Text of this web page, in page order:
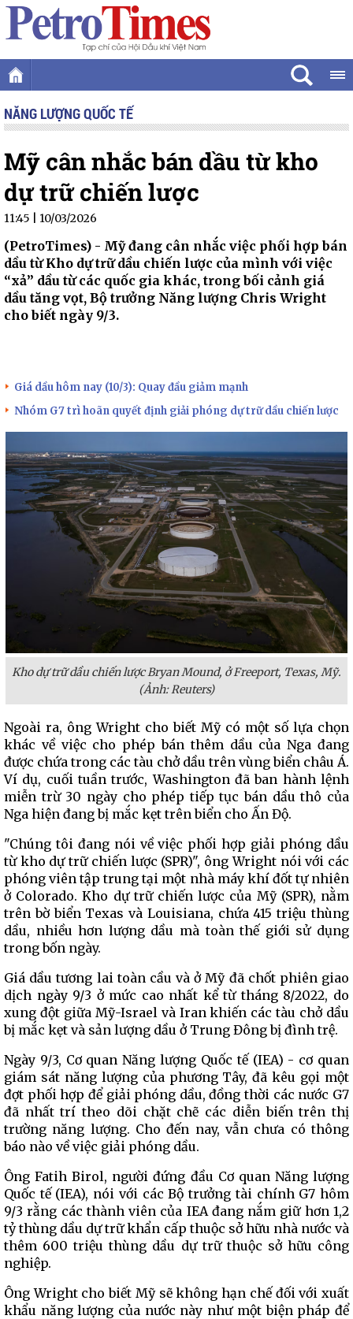
NĂNG LƯỢNG QUỐC TẾ
Mỹ cân nhắc bán dầu từ kho
dự trữ chiến lược
11:45 | 10/03/2026
(PetroTimes) - Mỹ đang cân nhắc việc phối hợp bán
dầu từ Kho dự trữ dầu chiến lược của mình với việc
“xả” dầu từ các quốc gia khác, trong bối cảnh giá
dầu tăng vọt, Bộ trưởng Năng lượng Chris Wright
cho biết ngày 9/3.
Giá dầu hôm nay (10/3): Quay đầu giảm mạnh
Nhóm G7 trì hoãn quyết định giải phóng dự trữ dầu chiến lược
Kho dự trữ dầu chiến lược Bryan Mound, ở Freeport, Texas, Mỹ.
(Ảnh: Reuters)
Ngoài ra, ông Wright cho biết Mỹ có một số lựa chọn
khác về việc cho phép bán thêm dầu của Nga đang
được chứa trong các tàu chở dầu trên vùng biển châu Á.
Ví dụ, cuối tuần trước, Washington đã ban hành lệnh
miễn trừ 30 ngày cho phép tiếp tục bán dầu thô của
Nga hiện đang bị mắc kẹt trên biển cho Ấn Độ.
"Chúng tôi đang nói về việc phối hợp giải phóng dầu
từ kho dự trữ chiến lược (SPR)", ông Wright nói với các
phóng viên tập trung tại một nhà máy khí đốt tự nhiên
ở Colorado. Kho dự trữ chiến lược của Mỹ (SPR), nằm
trên bờ biển Texas và Louisiana, chứa 415 triệu thùng
dầu, nhiều hơn lượng dầu mà toàn thế giới sử dụng
trong bốn ngày.
Giá dầu tương lai toàn cầu và ở Mỹ đã chốt phiên giao
dịch ngày 9/3 ở mức cao nhất kể từ tháng 8/2022, do
xung đột giữa Mỹ-Israel và Iran khiến các tàu chở dầu
bị mắc kẹt và sản lượng dầu ở Trung Đông bị đình trệ.
Ngày 9/3, Cơ quan Năng lượng Quốc tế (IEA) - cơ quan
giám sát năng lượng của phương Tây, đã kêu gọi một
đợt phối hợp để giải phóng dầu, đồng thời các nước G7
đã nhất trí theo dõi chặt chẽ các diễn biến trên thị
trường năng lượng. Cho đến nay, vẫn chưa có thông
báo nào về việc giải phóng dầu.
Ông Fatih Birol, người đứng đầu Cơ quan Năng lượng
Quốc tế (IEA), nói với các Bộ trưởng tài chính G7 hôm
9/3 rằng các thành viên của IEA đang nắm giữ hơn 1,2
tỷ thùng dầu dự trữ khẩn cấp thuộc sở hữu nhà nước và
thêm 600 triệu thùng dầu dự trữ thuộc sở hữu công
nghiệp.
Ông Wright cho biết Mỹ sẽ không hạn chế đối với xuất
khẩu năng lượng của nước này như một biện pháp để